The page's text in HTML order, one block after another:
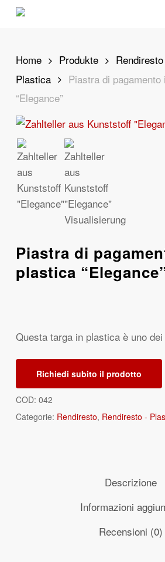
Skip
content
Home Produkte Rendiresto
Plastica
Piastra di
“Elegance”
Piastra di
plastica
Questa targa in plastica è uno
Richiedi subito il prodotto
COD: 042
Categorie: Rendiresto, Rendiresto -
Descrizione
Informazioni
Recensioni (0)